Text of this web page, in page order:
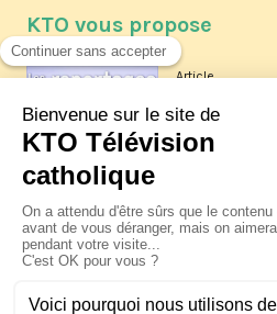
KTO vous propose
Article
Les
La visite
XIV à Assise
jeudi 6 août
Le pape en